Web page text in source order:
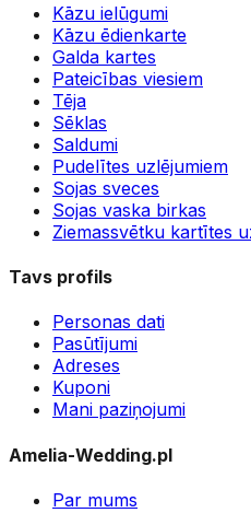
Kāzu ielūgumi
Kāzu ēdienkarte
Galda kartes
Pateicības viesiem
Tēja
Sēklas
Saldumi
Pudelītes uzlējumiem
Sojas sveces
Sojas vaska birkas
Ziemassvētku kartītes
Tavs profils
Personas dati
Pasūtījumi
Adreses
Kuponi
Mani paziņojumi
Amelia-Wedding.pl
Par mums